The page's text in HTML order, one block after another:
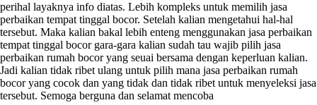
perihal layaknya info diatas. Lebih kompleks untuk memilih jasa
perbaikan tempat tinggal bocor. Setelah kalian mengetahui hal-hal
tersebut. Maka kalian bakal lebih enteng menggunakan jasa perbaikan
tempat tinggal bocor gara-gara kalian sudah tau wajib pilih jasa
perbaikan rumah bocor yang seuai bersama dengan keperluan kalian.
Jadi kalian tidak ribet ulang untuk pilih mana jasa perbaikan rumah
bocor yang cocok dan yang tidak dan tidak ribet untuk menyeleksi jasa
tersebut. Semoga berguna dan selamat mencoba